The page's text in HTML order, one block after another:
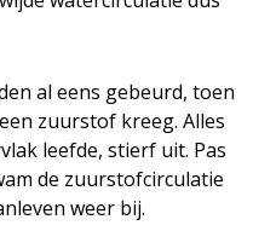
al eens gebeurd, toen
zuurstof kreeg. Alles
leefde, stierf uit. Pas
de zuurstofcirculatie
weer bij.